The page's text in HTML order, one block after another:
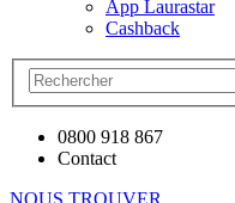
App Laurastar
Cashback
0800 918 867
Contact
NOUS TROUVER